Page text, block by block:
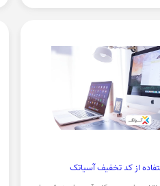
از کد تخفیف آسیاتک